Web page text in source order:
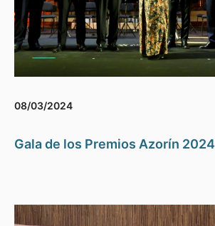
08/03/2024
Gala de los Premios Azorín 2024